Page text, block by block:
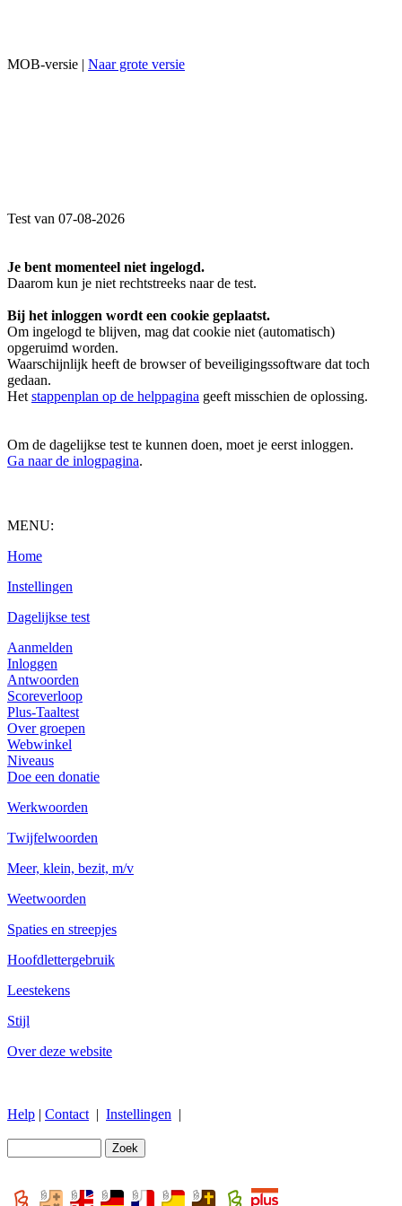
MOB-versie | Naar grote versie
Test van 07-08-2026
Je bent momenteel niet ingelogd.
Daarom kun je niet rechtstreeks naar de test.
Bij het inloggen wordt een cookie geplaatst.
Om ingelogd te blijven, mag dat cookie niet (automatisch)
opgeruimd worden.
Waarschijnlijk heeft de browser of beveiligingssoftware dat toch
gedaan.
Het stappenplan op de helppagina geeft misschien de oplossing.
Om de dagelijkse test te kunnen doen, moet je eerst inloggen.
Ga naar de inlogpagina.
MENU:
Home
Instellingen
Dagelijkse test
Aanmelden
Inloggen
Antwoorden
Scoreverloop
Plus-Taaltest
Over groepen
Webwinkel
Niveaus
Doe een donatie
Werkwoorden
Twijfelwoorden
Meer, klein, bezit, m/v
Weetwoorden
Spaties en streepjes
Hoofdlettergebruik
Leestekens
Stijl
Over deze website
Help | Contact | Instellingen |